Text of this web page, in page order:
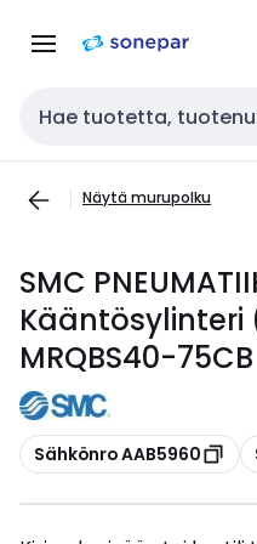
navigointiinsisältöön
Haku
Näytä murupolku
SMC
Kääntösylinteri
MRQBS40-75CB
Kopioi
Sähkönro AAB5960